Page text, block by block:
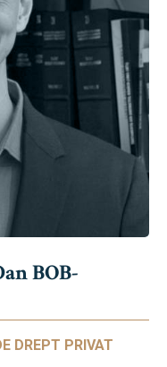
BOB-
DREPT PRIVAT